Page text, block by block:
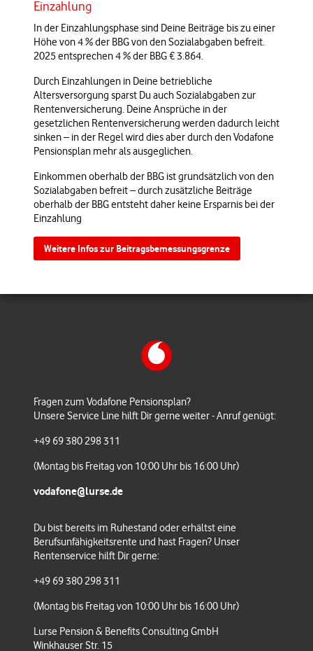
Einzahlung
In der Einzahlungsphase sind Deine Beiträge bis zu einer
Höhe von4 %der BBG von den Sozialabgaben befreit.
2025 entsprechen4 %der BBG€ 3.864.
Durch Einzahlungen in Deine betriebliche
Altersversorgung sparst Du auch Sozialabgaben zur
Rentenversicherung. Deine Ansprüche in der
gesetzlichen Rentenversicherung werden dadurch leicht
sinken – in der Regel wird dies aber durch den Vodafone
Pensionsplan mehr als ausgeglichen.
Einkommen oberhalb der BBG ist grundsätzlich von den
Sozialabgaben befreit – durch zusätzliche Beiträge
oberhalb der BBG entsteht daher keine Ersparnis bei der
Einzahlung
Weitere Infos zur Beitragsbemessungsgrenze
Fragen zum Vodafone Pensionsplan?
Unsere Service Line hilft Dir gerne weiter - Anruf genügt:
+49 69 380 298 311
(Montag bis Freitag von 10:00 Uhr bis 16:00 Uhr)
vodafone@lurse.de
Du bist bereits im Ruhestand oder erhältst eine
Berufsunfähigkeitsrente und hast Fragen? Unser
Rentenservice hilft Dir gerne:
+49 69 380 298 311
(Montag bis Freitag von 10:00 Uhr bis 16:00 Uhr)
Lurse Pension & Benefits Consulting GmbH
Winkhauser Str. 15